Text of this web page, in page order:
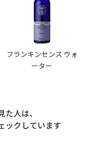
フランキンセンス ウォ
ーター
た人は、
ックしています